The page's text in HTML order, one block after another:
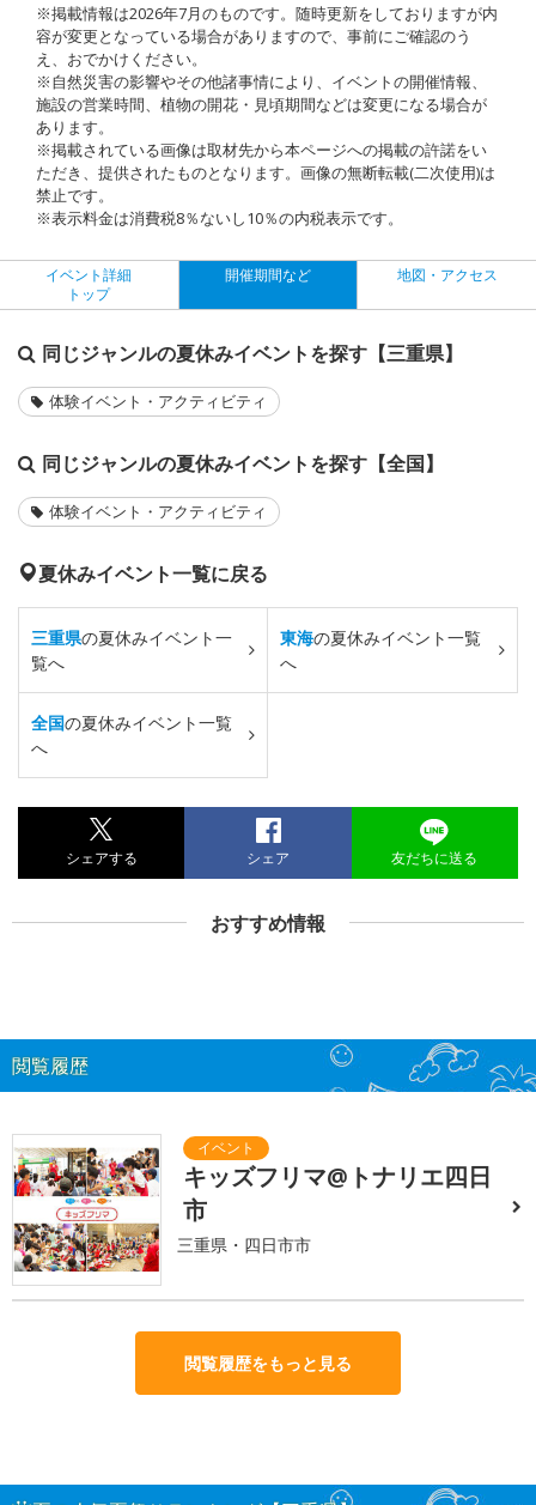
※掲載情報は2026年7月のものです。随時更新をしておりますが内
容が変更となっている場合がありますので、事前にご確認のう
え、おでかけください。
※自然災害の影響やその他諸事情により、イベントの開催情報、
施設の営業時間、植物の開花・見頃期間などは変更になる場合が
あります。
※掲載されている画像は取材先から本ページへの掲載の許諾をい
ただき、提供されたものとなります。画像の無断転載(二次使用)は
禁止です。
※表示料金は消費税8％ないし10％の内税表示です。
イベント詳細
トップ
開催期間など 地図・アクセス
同じジャンルの夏休みイベントを探す【三重県】
体験イベント・アクティビティ
同じジャンルの夏休みイベントを探す【全国】
体験イベント・アクティビティ
夏休みイベント一覧に戻る
三重県の夏休みイベント一
覧へ
東海の夏休みイベント一覧
へ
全国の夏休みイベント一覧
へ
シェアする シェア 友だちに送る
おすすめ情報
閲覧履歴
キッズフリマ@トナリエ四日
市
三重県・四日市市
閲覧履歴をもっと見る